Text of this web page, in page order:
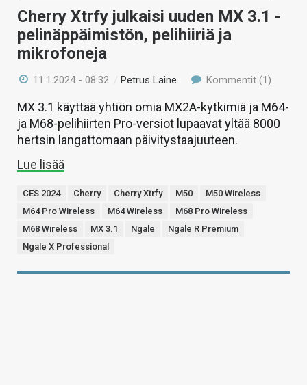
Cherry Xtrfy julkaisi uuden MX 3.1 -
pelinäppäimistön, pelihiiriä ja
mikrofoneja
11.1.2024 - 08:32 / Petrus Laine Kommentit (1)
MX 3.1 käyttää yhtiön omia MX2A-kytkimiä ja M64-
ja M68-pelihiirten Pro-versiot lupaavat yltää 8000
hertsin langattomaan päivitystaajuuteen.
Lue lisää
CES 2024 Cherry Cherry Xtrfy M50
M50 Wireless
M64 Pro Wireless
M64 Wireless
M68 Pro Wireless
M68 Wireless
MX 3.1 Ngale
Ngale R Premium
Ngale X Professional